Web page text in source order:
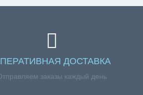
ДОСТАВКА
заказы каждый день